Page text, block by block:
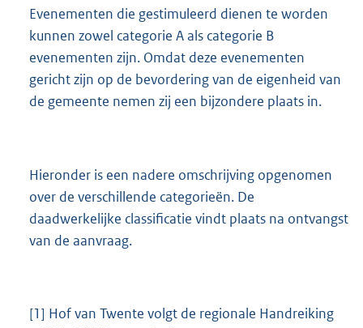
Evenementen die gestimuleerd dienen te worden
kunnen zowel categorie A als categorie B
evenementen zijn. Omdat deze evenementen
gericht zijn op de bevordering van de eigenheid van
de gemeente nemen zij een bijzondere plaats in.
Hieronder is een nadere omschrijving opgenomen
over de verschillende categorieën. De
daadwerkelijke classificatie vindt plaats na ontvangst
van de aanvraag.
[1] Hof van Twente volgt de regionale Handreiking